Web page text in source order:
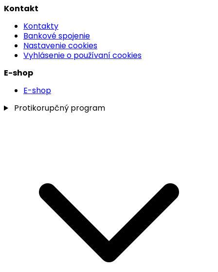
Kontakt
Kontakty
Bankové spojenie
Nastavenie cookies
Vyhlásenie o používaní cookies
E-shop
E-shop
Protikorupčný program